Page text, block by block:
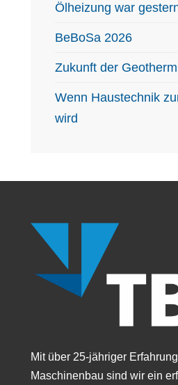
Ölheizung war
BeBoSa 2026
Zukunft der
Wenn Haustechnik
wird
Mit über 25-jähriger
Maschinenbau sind wir ein